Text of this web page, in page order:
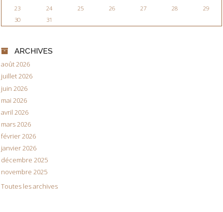
23
24 25 26 27 28
29
30
31
ARCHIVES
août 2026
juillet 2026
juin 2026
mai 2026
avril 2026
mars 2026
février 2026
janvier 2026
décembre 2025
novembre 2025
Toutes les archives